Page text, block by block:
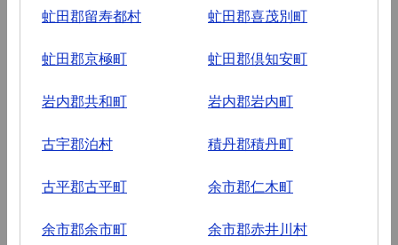
虻田郡留寿都村 虻田郡喜茂別町
虻田郡京極町 虻田郡倶知安町
岩内郡共和町 岩内郡岩内町
古宇郡泊村 積丹郡積丹町
古平郡古平町 余市郡仁木町
余市郡余市町 余市郡赤井川村